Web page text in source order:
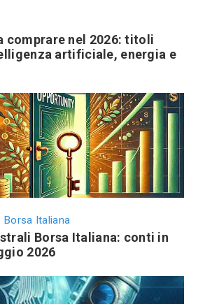
comprare nel 2026: titoli
artificiale, energia e
Borsa Italiana
Borsa Italiana: conti in
2026